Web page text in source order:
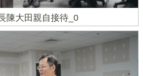
陳大田親自接待_0